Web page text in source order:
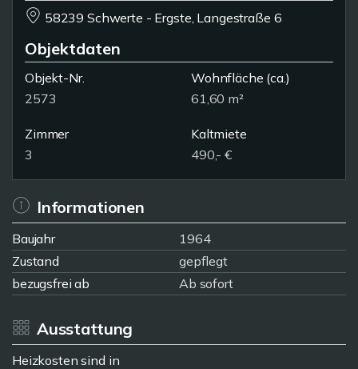
58239 Schwerte - Ergste, Langestraße 6
Objektdaten
Objekt-Nr.
2573
Wohnfläche (ca.)
61,60 m²
Zimmer
3
Kaltmiete
490,- €
Informationen
Baujahr
1964
Zustand
gepflegt
bezugsfrei ab
Ab sofort
Ausstattung
Heizkosten sind in